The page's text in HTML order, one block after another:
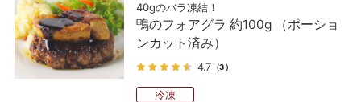
40gのバラ凍結！
鴨のフォアグラ 約100g （ポーショ
ンカット済み）
4.7 （3）
冷凍